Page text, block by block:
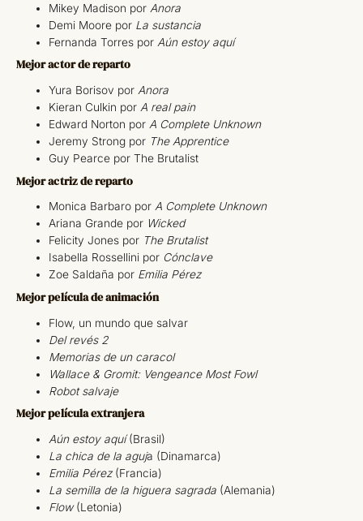
Mikey Madison por Anora
Demi Moore por La sustancia
Fernanda Torres por Aún estoy aquí
Mejor actor de reparto
Yura Borisov por Anora
Kieran Culkin por A real pain
Edward Norton por A Complete Unknown
Jeremy Strong por The Apprentice
Guy Pearce por The Brutalist
Mejor actriz de reparto
Monica Barbaro por A Complete Unknown
Ariana Grande por Wicked
Felicity Jones por The Brutalist
Isabella Rossellini por Cónclave
Zoe Saldaña por Emilia Pérez
Mejor película de animación
Flow, un mundo que salvar
Del revés 2
Memorias de un caracol
Wallace & Gromit: Vengeance Most Fowl
Robot salvaje
Mejor película extranjera
Aún estoy aquí(Brasil)
La chica de la aguja (Dinamarca)
Emilia Pérez(Francia)
La semilla de la higuera sagrada (Alemania)
Flow(Letonia)